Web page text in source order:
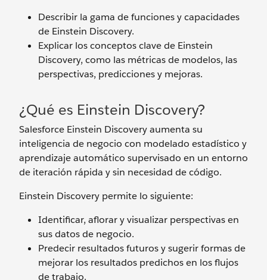
Describir la gama de funciones y capacidades
de Einstein Discovery.
Explicar los conceptos clave de Einstein
Discovery, como las métricas de modelos, las
perspectivas, predicciones y mejoras.
¿Qué es Einstein Discovery?
Salesforce Einstein Discovery aumenta su
inteligencia de negocio con modelado estadístico y
aprendizaje automático supervisado en un entorno
de iteración rápida y sin necesidad de código.
Einstein Discovery permite lo siguiente:
Identificar, aflorar y visualizar perspectivas en
sus datos de negocio.
Predecir resultados futuros y sugerir formas de
mejorar los resultados predichos en los flujos
de trabajo.